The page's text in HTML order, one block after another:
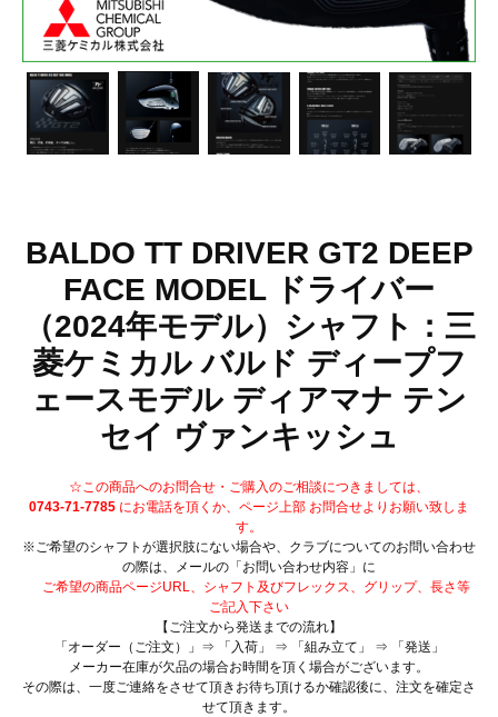
BALDO TT DRIVER GT2 DEEP
FACE MODEL ドライバー
（2024年モデル）シャフト：三
菱ケミカル バルド ディープフ
ェースモデル ディアマナ テン
セイ ヴァンキッシュ
☆この商品へのお問合せ・ご購入のご相談につきましては、
0743-71-7785 にお電話を頂くか、ページ上部 お問合せよりお願い致しま
す。
※ご希望のシャフトが選択肢にない場合や、クラブについてのお問い合わせ
の際は、メールの「お問い合わせ内容」に
ご希望の商品ページURL、シャフト及びフレックス、グリップ、長さ等
ご記入下さい
【ご注文から発送までの流れ】
「オーダー（ご注文）」⇒ 「入荷」 ⇒ 「組み立て」 ⇒ 「発送」
メーカー在庫が欠品の場合お時間を頂く場合がございます。
その際は、一度ご連絡をさせて頂きお待ち頂けるか確認後に、注文を確定さ
せて頂きます。